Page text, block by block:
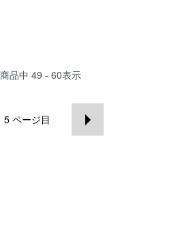
商品中 49 - 60表示
5 ページ目